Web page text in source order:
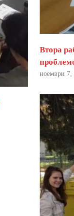
Втора
ноември 7,